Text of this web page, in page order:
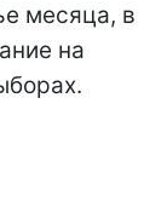
месяца, в
на